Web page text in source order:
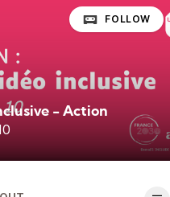
- Action
FOLLOW